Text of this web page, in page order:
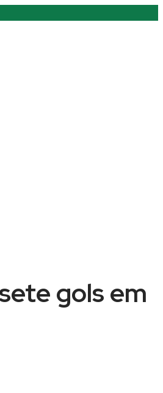
gols em